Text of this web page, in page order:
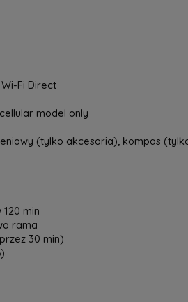
Fi Direct
cellular model only
(tylko akcesoria), kompas
min
rama
30 min)